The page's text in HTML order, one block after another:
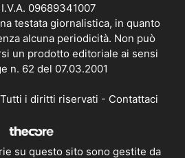
09689341007
testata giornalistica, in quanto
alcuna periodicità. Non può
un prodotto editoriale ai sensi
n. 62 del 07.03.2001
i diritti riservati - Contattaci
su questo sito sono gestite da